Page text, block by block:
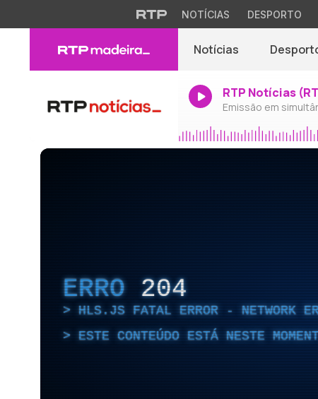
NOTÍCIAS DESPORTO
Notícias
RTP Notícias
Emissão em
ERRO 204
HLS.JS FATAL ERROR - NETWORK
ESTE CONTEÚDO ESTÁ NESTE